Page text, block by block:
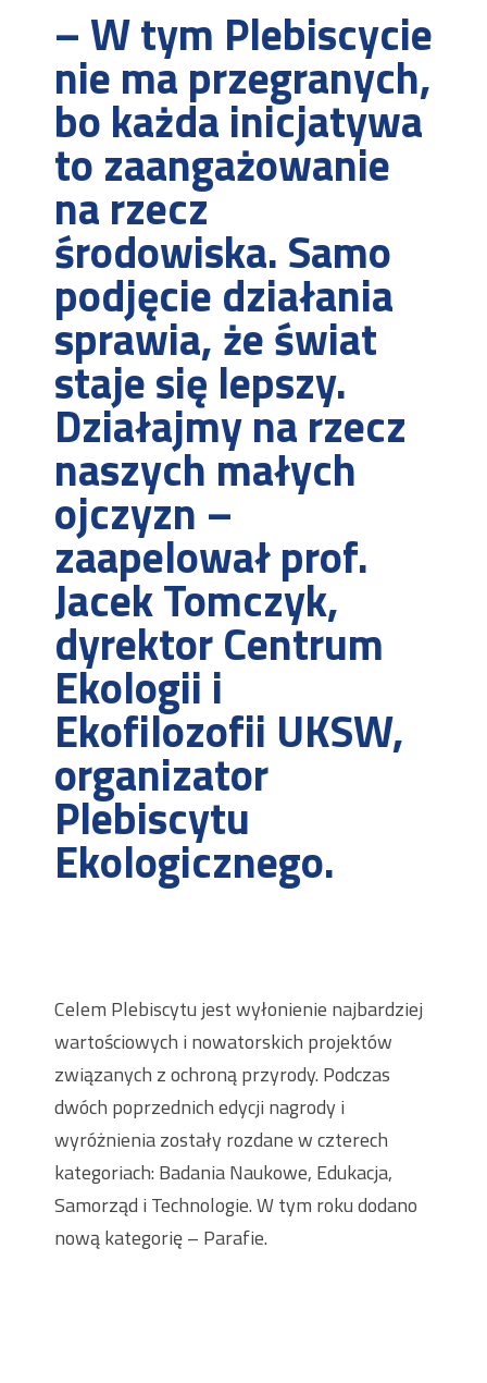
– W tym Plebiscycie
nie ma przegranych,
bo każda inicjatywa
to zaangażowanie
na rzecz
środowiska. Samo
podjęcie działania
sprawia, że świat
staje się lepszy.
Działajmy na rzecz
naszych małych
ojczyzn –
zaapelował prof.
Jacek Tomczyk,
dyrektor Centrum
Ekologii i
Ekofilozofii UKSW,
organizator
Plebiscytu
Ekologicznego.
Celem Plebiscytu jest wyłonienie najbardziej
wartościowych i nowatorskich projektów
związanych z ochroną przyrody. Podczas
dwóch poprzednich edycji nagrody i
wyróżnienia zostały rozdane w czterech
kategoriach: Badania Naukowe, Edukacja,
Samorząd i Technologie. W tym roku dodano
nową kategorię – Parafie.